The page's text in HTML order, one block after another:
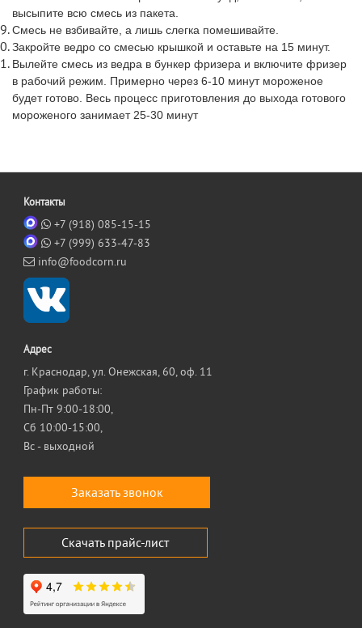
высыпите всю смесь из пакета.
Смесь не взбивайте, а лишь слегка помешивайте.
Закройте ведро со смесью крышкой и оставьте на 15 минут.
Вылейте смесь из ведра в бункер фризера и включите фризер
в рабочий режим. Примерно через 6-10 минут мороженое
будет готово. Весь процесс приготовления до выхода готового
мороженого занимает 25-30 минут
Контакты
+7 (918) 085-15-15
+7 (999) 633-47-83
info@foodcorn.ru
Адрес
г. Краснодар, ул. Онежская, 60, оф. 11
График работы:
Пн-Пт 9:00-18:00,
Сб 10:00-15:00,
Вс - выходной
Заказать звонок
Скачать прайс-лист